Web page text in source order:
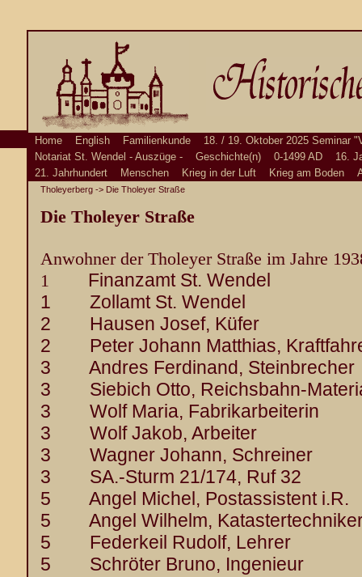
Home English Familienkunde
18. / 19. Oktober 2025 Seminar
Notariat St. Wendel - Auszüge -
Geschichte(n) 0-1499 AD
16.
21. Jahrhundert
Menschen Krieg in der Luft Krieg am Boden
Tholeyerberg -> Die Tholeyer Straße
Die Tholeyer Straße
Anwohner der Tholeyer Straße im Jahre
1 Finanzamt St. Wendel
1 Zollamt St. Wendel
2 Hausen Josef, Küfer
2 Peter Johann Matthias,
3 Andres Ferdinand, Steinbrecher
3 Siebich Otto, Reichsbahn-
3 Wolf Maria, Fabrikarbeiterin
3 Wolf Jakob, Arbeiter
3 Wagner Johann, Schreiner
3 SA.-Sturm 21/174, Ruf 32
5 Angel Michel, Postassistent i.R.
5 Angel Wilhelm,
5 Federkeil Rudolf, Lehrer
5 Schröter Bruno, Ingenieur